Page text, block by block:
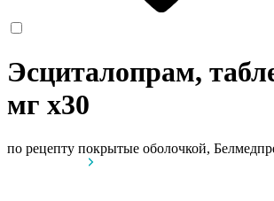
Эсциталопрам,
мг x30
по рецепту покрытые оболочкой,